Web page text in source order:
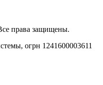
права защищены.
огрн 1241600003611